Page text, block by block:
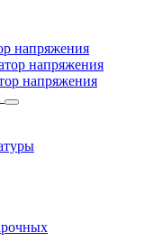
напряжения
напряжения
напряжения